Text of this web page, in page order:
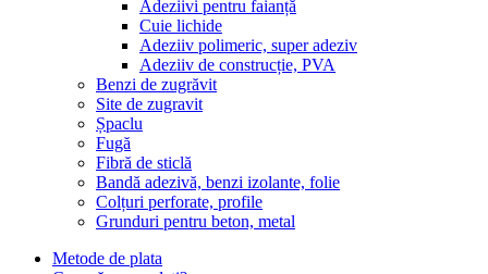
Adeziivi pentru faianță
Cuie lichide
Adeziiv polimeric, super adeziv
Adeziiv de construcție, PVA
Benzi de zugrăvit
Site de zugravit
Șpaclu
Fugă
Fibră de sticlă
Bandă adezivă, benzi izolante, folie
Colțuri perforate, profile
Grunduri pentru beton, metal
Metode de plata